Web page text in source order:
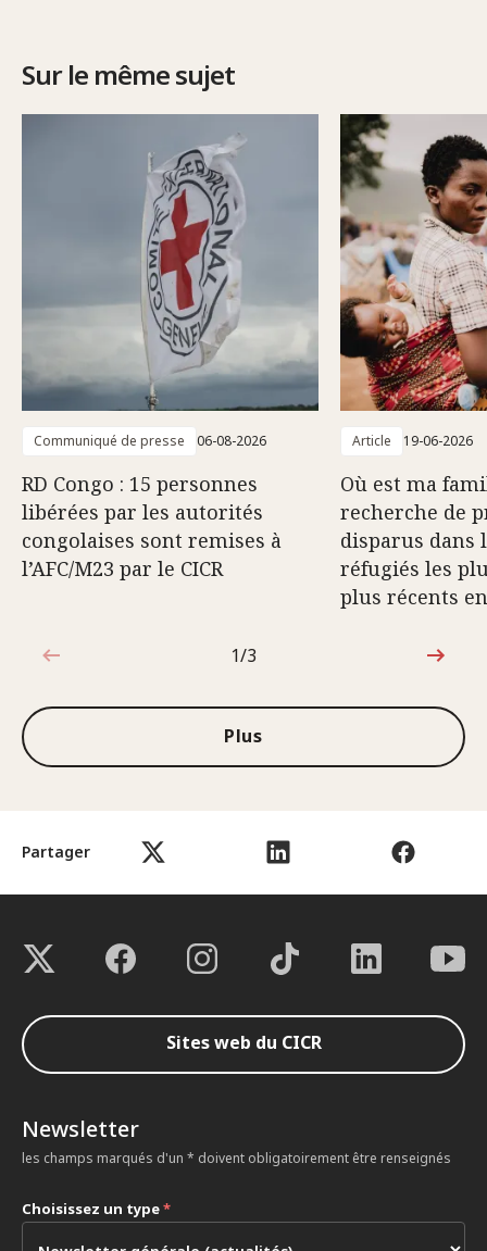
Partager
Sur le même sujet
Communiqué de presse 06-08-2026
RD Congo : 15 personnes
libérées par les autorités
congolaises sont remises à
l’AFC/M23 par le CICR
Article 19-06-2026
Où est ma
recherche de
disparus dans
réfugiés les
plus récents
1sur3
1/3
Plus
Sites web du CICR
Newsletter
les champs marqués d'un * doivent obligatoirement être renseignés
Choisissez un type*